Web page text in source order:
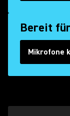
Bereit
Mikrofone